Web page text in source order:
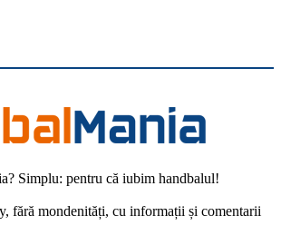
Simplu: pentru că iubim handbalul!
fără mondenități, cu informații și comentarii